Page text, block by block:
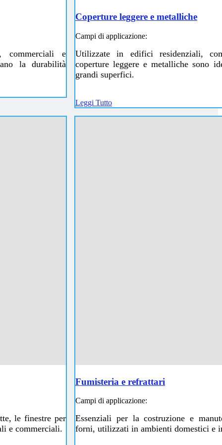
commerciali e
la durabilità
Coperture leggere e metalliche
Campi di applicazione:
Utilizzate in edifici residenziali,
coperture leggere e metalliche sono
grandi superfici.
Leggi Tutto
le finestre per
e commerciali.
Fumisteria e refrattari
Campi di applicazione:
Essenziali per la costruzione e
forni, utilizzati in ambienti domestici e